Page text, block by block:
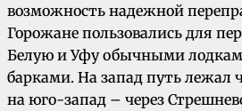
возможность надежной
Горожане пользовались для
Белую и Уфу обычными
барками. На запад путь лежал
на юго-запад – через